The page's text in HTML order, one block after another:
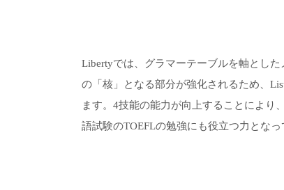
Libertyでは、グラマーテーブルを軸とし
の「核」となる部分が強化されるため、
ます。4技能の能力が向上することにより
語試験のTOEFLの勉強にも役立つ力とな